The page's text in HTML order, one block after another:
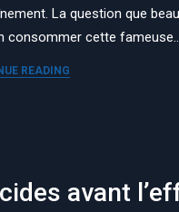
La question que
consommer cette
READING
avant